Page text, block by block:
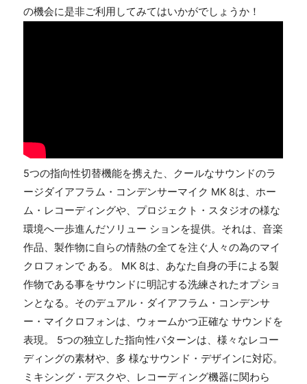
の機会に是非ご利用してみてはいかがでしょうか！
5つの指向性切替機能を携えた、クールなサウンドのラ
ージダイアフラム・コンデンサーマイク MK 8は、ホー
ム・レコーディングや、プロジェクト・スタジオの様な
環境へ一歩進んだソリュー ションを提供。それは、音楽
作品、製作物に自らの情熱の全てを注ぐ人々の為のマイ
クロフォンで ある。 MK 8は、あなた自身の手による製
作物である事をサウンドに明記する洗練されたオプショ
ンとなる。そのデュアル・ダイアフラム・コンデンサ
ー・マイクロフォンは、ウォームかつ正確な サウンドを
表現。 5つの独立した指向性パターンは、様々なレコー
ディングの素材や、多 様なサウンド・デザインに対応。
ミキシング・デスクや、レコーディング機器に関わら